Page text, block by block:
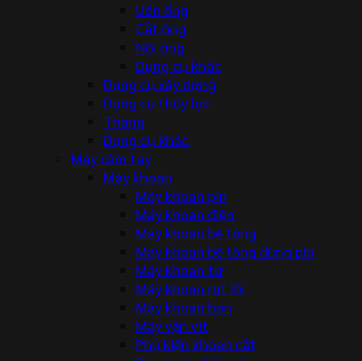
Uốn ống
Cắt ống
Nối ống
Dụng cụ khác
Dụng cụ xây dựng
Dụng cụ thủy lực
Thang
Dụng cụ khác
Máy cầm tay
Máy khoan
Máy khoan pin
Máy khoan điện
Máy khoan bê tông
Máy khoan bê tông dùng pin
Máy khoan từ
Máy khoan rút lõi
Máy khoan bàn
Máy vặn vít
Phụ kiện khoan cắt